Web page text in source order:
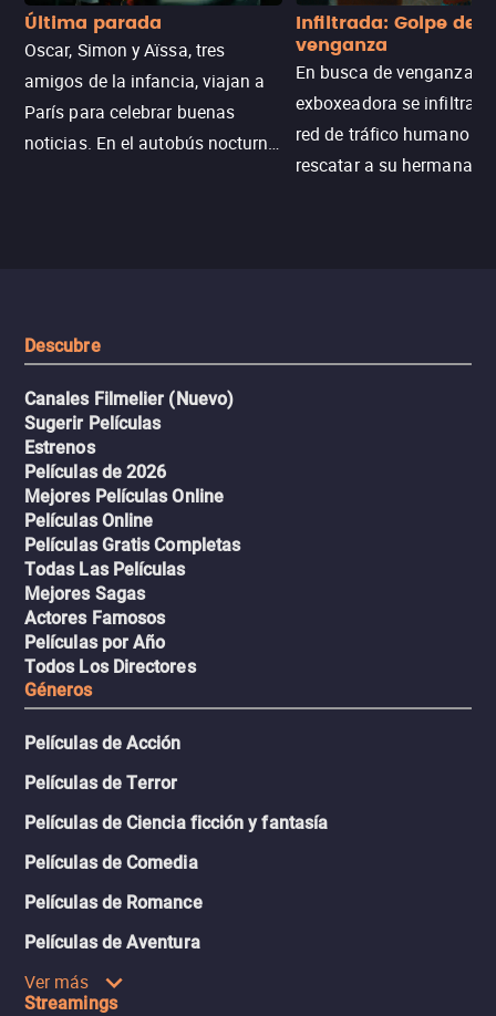
Última parada
Oscar, Simon y Aïssa, tres
amigos de la infancia, viajan a
París para celebrar buenas
noticias. En el autobús nocturno
Infiltrada: Golpe de
venganza
En busca de venganza,
exboxeadora se infiltra
red de tráfico humano
rescatar a su hermana
Descubre
Canales Filmelier (Nuevo)
Sugerir Películas
Estrenos
Películas de 2026
Mejores Películas Online
Películas Online
Películas Gratis Completas
Todas Las Películas
Mejores Sagas
Actores Famosos
Películas por Año
Todos Los Directores
Géneros
Películas de Acción
Películas de Terror
Películas de Ciencia ficción y fantasía
Películas de Comedia
Películas de Romance
Películas de Aventura
Ver más
Streamings